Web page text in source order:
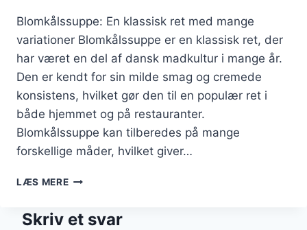
Blomkålssuppe: En klassisk ret med mange
variationer Blomkålssuppe er en klassisk ret, der
har været en del af dansk madkultur i mange år.
Den er kendt for sin milde smag og cremede
konsistens, hvilket gør den til en populær ret i
både hjemmet og på restauranter.
Blomkålssuppe kan tilberedes på mange
forskellige måder, hvilket giver…
LÆS MEREBLOMKÅLSSUPPE
DER
Skriv et svar